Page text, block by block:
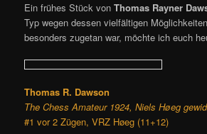
Ein frühes Stück vonThomas Rayner
Typ wegen dessen vielfältigen
besonders zugetan war, möchte ich euch
Thomas R. Dawson
The Chess Amateur 1924, Niels Høeg
#1 vor 2 Zügen, VRZ Høeg (11+12)